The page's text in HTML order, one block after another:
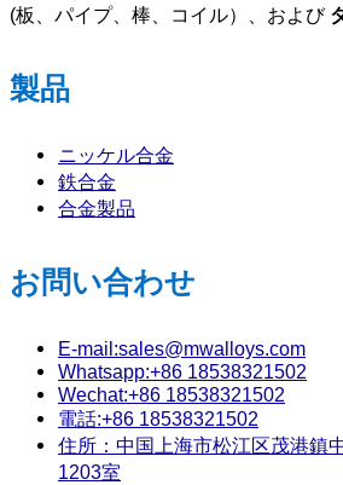
(板、パイプ、棒、コイル）、および
製品
ニッケル合金
鉄合金
合金製品
お問い合わせ
E-mail:sales@mwalloys.com
Whatsapp:+86 18538321502
Wechat:+86 18538321502
電話:+86 18538321502
住所：中国上海市松江区茂港鎮
1203室